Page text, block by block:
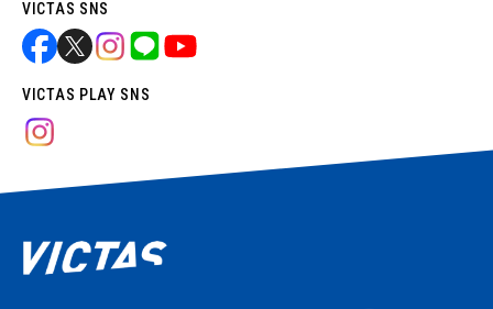
VICTAS SNS
VICTAS PLAY SNS